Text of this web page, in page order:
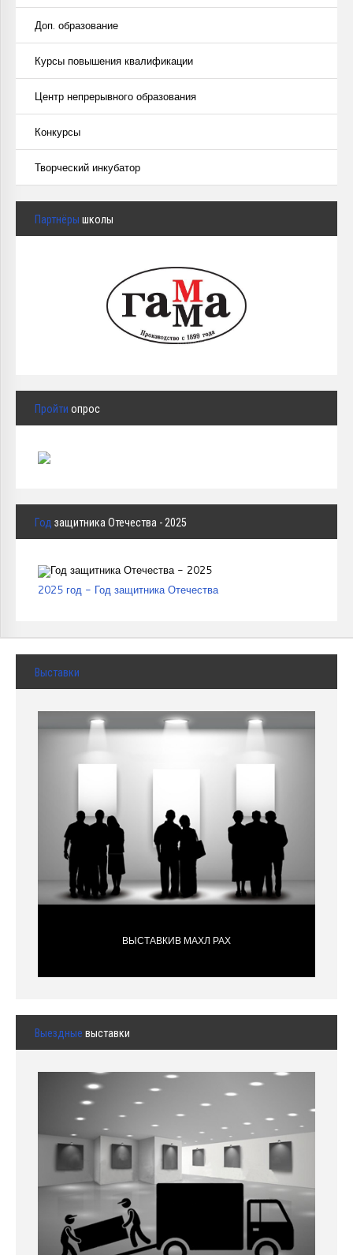
Доп. образование
Курсы повышения квалификации
Центр непрерывного образования
Конкурсы
Творческий инкубатор
Партнёры школы
Пройти опрос
Год защитника Отечества - 2025
2025 год - Год защитника Отечества
Выставки
ВЫСТАВКИВ МАХЛ РАХ
Выездные выставки